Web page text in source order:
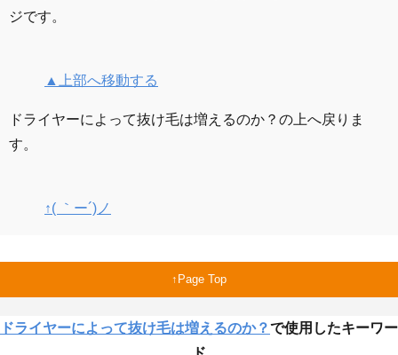
ジです。
▲上部へ移動する
ドライヤーによって抜け毛は増えるのか？の上へ戻りま
す。
↑( ｀ー´)ノ
Page Top
ドライヤーによって抜け毛は増えるのか？で使用したキーワー